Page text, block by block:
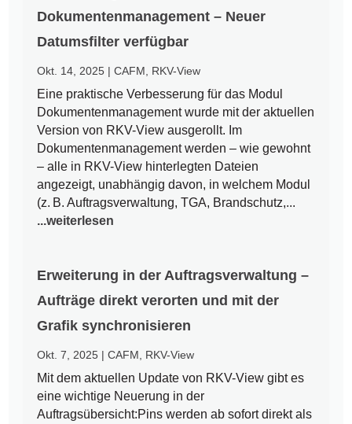
Dokumentenmanagement – Neuer
Datumsfilter verfügbar
Okt. 14, 2025 |CAFM RKV-View
Eine praktische Verbesserung für das Modul
Dokumentenmanagement wurde mit der aktuellen
Version von RKV-View ausgerollt. Im
Dokumentenmanagement werden – wie gewohnt
– alle in RKV-View hinterlegten Dateien
angezeigt, unabhängig davon, in welchem Modul
(z. B. Auftragsverwaltung, TGA, Brandschutz,...
...weiterlesen
Erweiterung in der Auftragsverwaltung –
Aufträge direkt verorten und mit der
Grafik synchronisieren
Okt. 7, 2025 |CAFM RKV-View
Mit dem aktuellen Update von RKV-View gibt es
eine wichtige Neuerung in der
Auftragsübersicht:Pins werden ab sofort direkt als